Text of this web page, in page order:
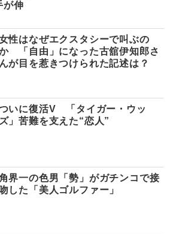
が伸
性はなぜエクスタシーで叫ぶの
「自由」になった古舘伊知郎さ
んが目を惹きつけられた記述は？
いに復活V 「タイガー・ウッ
ズ」苦難を支えた“恋人”
界一の色男「勢」がガチンコで接
吻した「美人ゴルファー」